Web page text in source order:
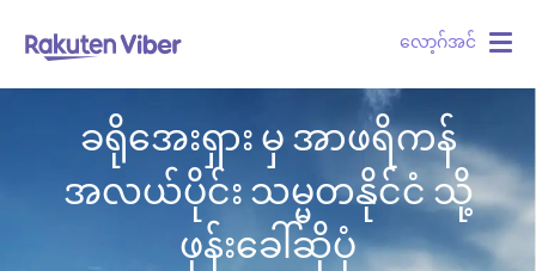
လော့ဂ်အင်
ခရိုအေးရှား မှ အာဖရိကန်
အလယ်ပိုင်း သမ္မတနိုင်ငံ သို့
ဖုန်းခေါ်ဆိုပုံ